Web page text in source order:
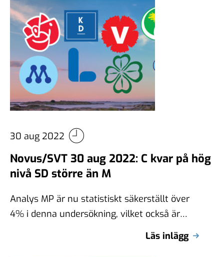
30 aug 2022
Novus/SVT 30 aug 2022: C kvar på hög
nivå SD större än M
Analys MP är nu statistiskt säkerställt över
4% i denna undersökning, vilket också är
Läs inlägg